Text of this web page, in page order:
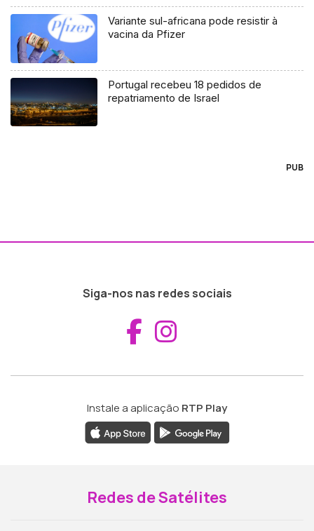
Variante sul-africana pode resistir à
vacina da Pfizer
Portugal recebeu 18 pedidos de
repatriamento de Israel
PUB
Siga-nos nas redes sociais
Aceder ao
Instale a aplicação RTP Play
Redes de Satélites